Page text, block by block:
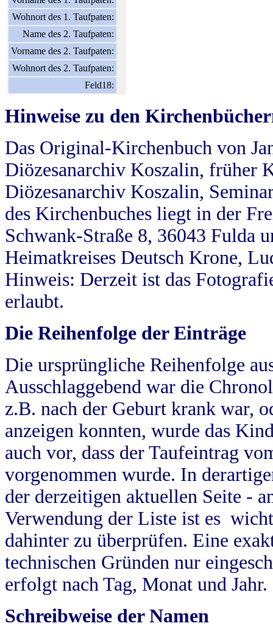
Wohnort des 1. Taufpaten:
Name des 2. Taufpaten:
Vorname des 2. Taufpaten:
Wohnort des 2. Taufpaten:
Feld18:
Hinweise zu den
Das Original-Kirchenbuch von
Diözesanarchiv Koszalin, früher
Diözesanarchiv Koszalin,
des Kirchenbuches liegt in der
Schwank-Straße 8, 36043 Fulda
Heimatkreises Deutsch Krone,
Hinweis: Derzeit ist das
erlaubt.
Die Reihenfolge der Einträge
Die ursprüngliche Reihenfolge
Ausschlaggebend war die
z.B. nach der Geburt krank war,
anzeigen konnten, wurde das
auch vor, dass der Taufeintrag
vorgenommen wurde. In
der derzeitigen aktuellen Seite -
Verwendung der Liste ist es
dahinter zu überprüfen. Eine
technischen Gründen nur
erfolgt nach Tag, Monat und Jahr.
Schreibweise der Namen